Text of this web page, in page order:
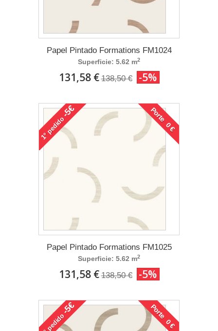
Papel Pintado Formations FM1024
Superficie: 5.62 m2
131,58 € 138,50 € -5%
1°
pedido
-5€ Porte 0 €
Papel Pintado Formations FM1025
Superficie: 5.62 m2
131,58 € 138,50 € -5%
pedido
-5€ Porte 0 €